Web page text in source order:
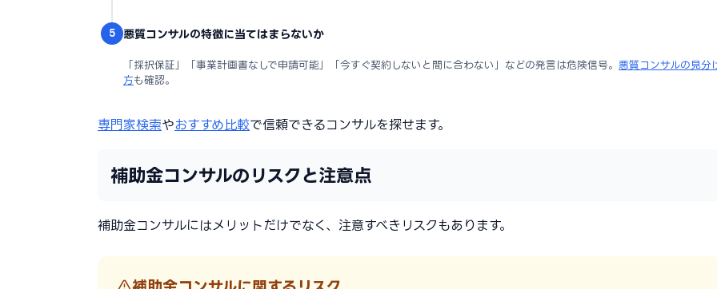
5 悪質コンサルの特徴に当てはまらないか
「採択保証」「事業計画書なしで申請可能」「今すぐ契約しないと間に合わない」などの発言は危険信号。 悪質コンサルの見分
方も確認。
専門家検索やおすすめ比較で信頼できるコンサルを探せます。
補助金コンサルのリスクと注意点
補助金コンサルにはメリットだけでなく、注意すべきリスクもあります。